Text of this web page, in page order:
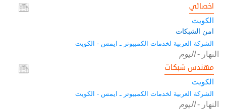
اخصائي
الكويت
امن الشبكات
الشركة العربية لخدمات الكمبيوتر ـ ايمس - الكويت
النهار -اليوم
مهندس شبكات
الكويت
الشركة العربية لخدمات الكمبيوتر ـ ايمس - الكويت
النهار -اليوم